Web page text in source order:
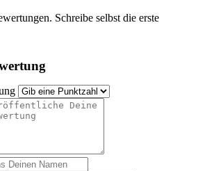
Schreibe selbst die erste